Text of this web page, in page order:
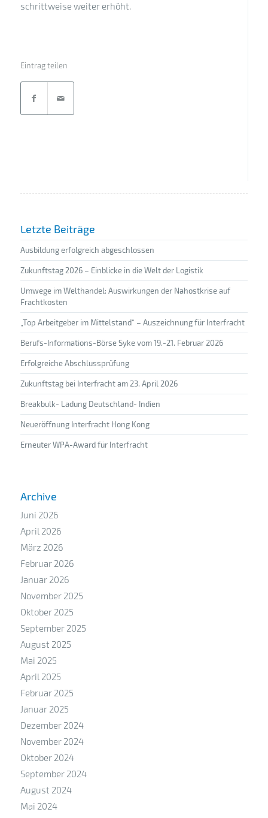
schrittweise weiter erhöht.
Eintrag teilen
Letzte Beiträge
Ausbildung erfolgreich abgeschlossen
Zukunftstag 2026 – Einblicke in die Welt der Logistik
Umwege im Welthandel: Auswirkungen der Nahostkrise auf
Frachtkosten
„Top Arbeitgeber im Mittelstand“ – Auszeichnung für Interfracht
Berufs-Informations-Börse Syke vom 19.-21. Februar 2026
Erfolgreiche Abschlussprüfung
Zukunftstag bei Interfracht am 23. April 2026
Breakbulk- Ladung Deutschland- Indien
Neueröffnung Interfracht Hong Kong
Erneuter WPA-Award für Interfracht
Archive
Juni 2026
April 2026
März 2026
Februar 2026
Januar 2026
November 2025
Oktober 2025
September 2025
August 2025
Mai 2025
April 2025
Februar 2025
Januar 2025
Dezember 2024
November 2024
Oktober 2024
September 2024
August 2024
Mai 2024